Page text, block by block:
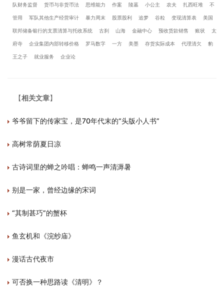
队财务监督 货币与非货币法 思维能力 作案 陵墓 小公主 农夫 扎西旺堆 不
管用 军队其他生产经营审计 暴力周末 股票股利 追梦 谷粒 变现清算表 美国
联邦储备银行的支票清算与托收系统 古刹 山海 金融中心 预收货款销售 账状 太
府寺 企业集团内部转移价格 罗马数字 一方 美墨 存货实际成本 代理清欠 豹
王之子 就业服务 企业论
【相关文章】
爷爷留下的传家宝，是70年代末的“头版小人书”
高树常荫夏日凉
古诗词里的蝉之吟唱：蝉鸣一声清溽暑
别是一家，曾经边缘的宋词
“其制甚巧”的蟹杯
鱼玄机和《浣纱庙》
漫话古代夜市
可否换一种思路读《清明》？